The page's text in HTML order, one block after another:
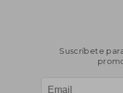
Suscríbete